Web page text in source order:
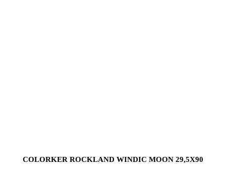
COLORKER ROCKLAND WINDIC MOON 29,5X90